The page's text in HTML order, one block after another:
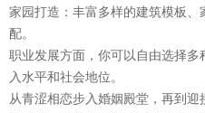
家园打造：丰富多样的建筑模板
配。
职业发展方面，你可以自由选择
入水平和社会地位。
从青涩相恋步入婚姻殿堂，再到